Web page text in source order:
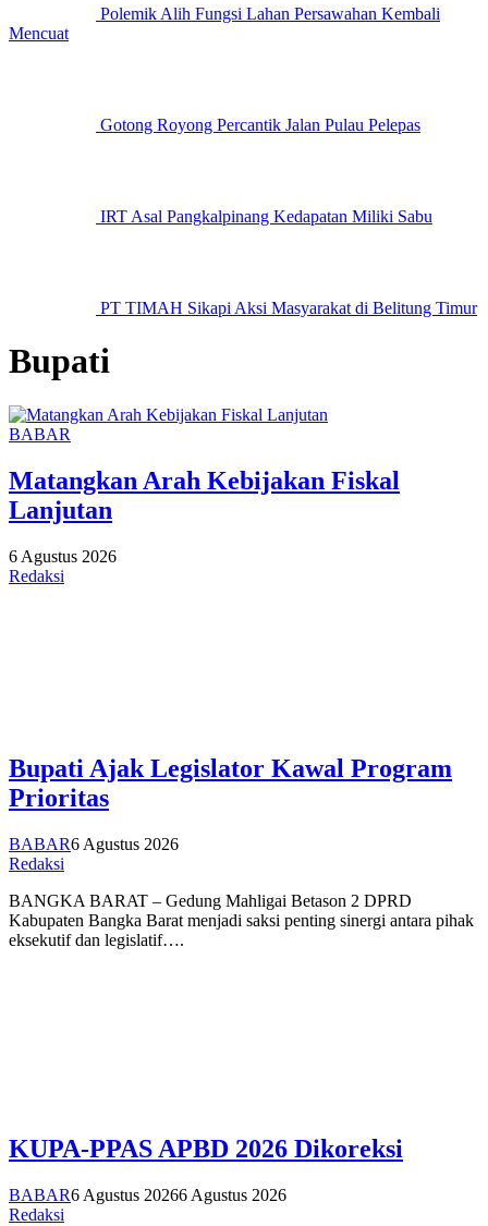
Polemik Alih Fungsi Lahan Persawahan Kembali
Mencuat
Gotong Royong Percantik Jalan Pulau Pelepas
IRT Asal Pangkalpinang Kedapatan Miliki Sabu
PT TIMAH Sikapi Aksi Masyarakat di Belitung Timur
Bupati
BABAR
Matangkan Arah Kebijakan Fiskal
Lanjutan
6 Agustus 2026
Redaksi
Bupati Ajak Legislator Kawal Program
Prioritas
BABAR6 Agustus 2026
Redaksi
BANGKA BARAT – Gedung Mahligai Betason 2 DPRD
Kabupaten Bangka Barat menjadi saksi penting sinergi antara pihak
eksekutif dan legislatif….
KUPA-PPAS APBD 2026 Dikoreksi
BABAR6 Agustus 20266 Agustus 2026
Redaksi